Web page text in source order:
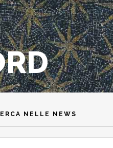
NELLE NEWS